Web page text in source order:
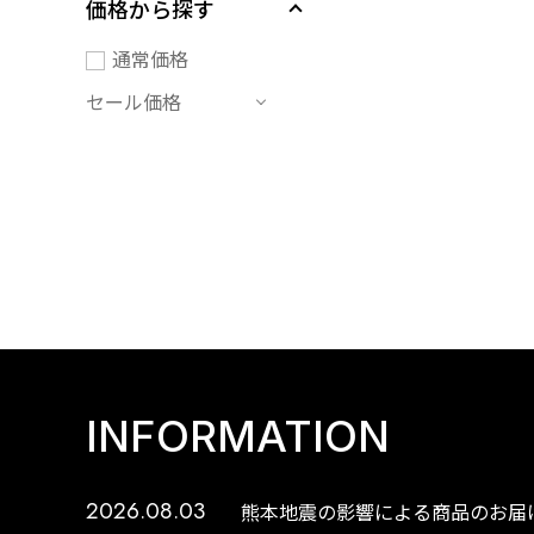
価格から探す
通常価格
セール価格
INFORMATION
2026.08.03 熊本地震の影響による商品のお届